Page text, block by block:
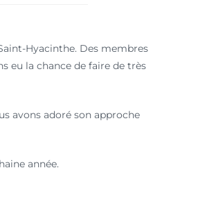
Hyacinthe. Des membres
eu la chance de faire de très
avons adoré son approche
année.